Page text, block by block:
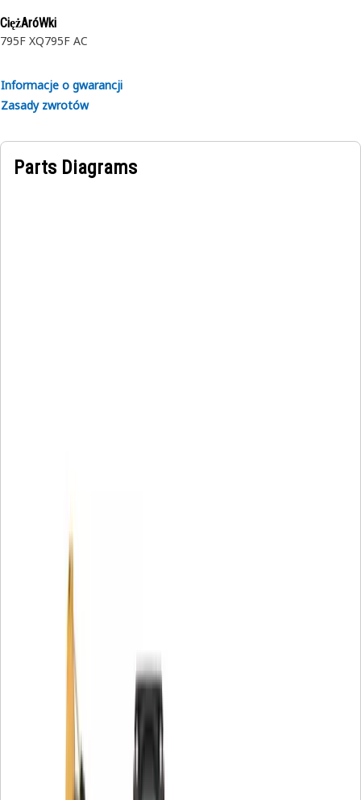
CiężAróWki
795F XQ795F AC
Informacje o gwarancji
Zasady zwrotów
Parts Diagrams